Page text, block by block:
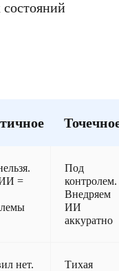
=
Под
контролем.
Внедряем
ИИ
аккуратно
нет.
Тихая